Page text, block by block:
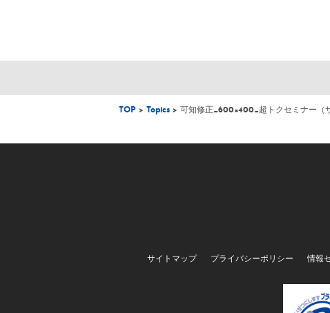
TOP > Topics > 可知修正_600×400_超トクセミナー（
サイトマップ プライバシーポリシー 情報